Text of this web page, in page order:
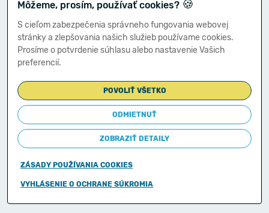
Môžeme, prosím, používať cookies? 🍪
S cieľom zabezpečenia správneho fungovania webovej
stránky a zlepšovania našich služieb používame cookies.
Prosíme o potvrdenie súhlasu alebo nastavenie Vašich
preferencií.
POVOLIŤ VŠETKO
ODMIETNUŤ
ZOBRAZIŤ DETAILY
ZÁSADY POUŽÍVANIA COOKIES
VYHLÁSENIE O OCHRANE SÚKROMIA
Copyright © 2011-2026